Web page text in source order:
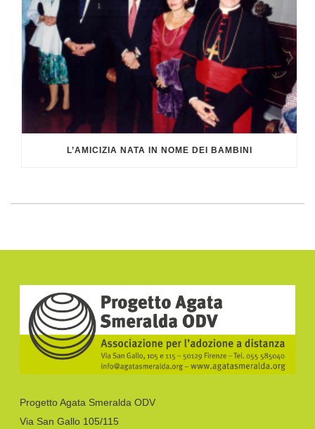
L’AMICIZIA NATA IN NOME DEI BAMBINI
Progetto Agata Smeralda ODV
Via San Gallo 105/115